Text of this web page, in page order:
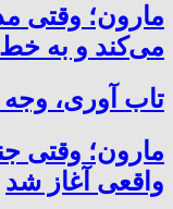
مارون؛ وقتی
می‌کند و به
تاب آوری، وجه
مارون؛ وقتی
واقعی آغاز شد